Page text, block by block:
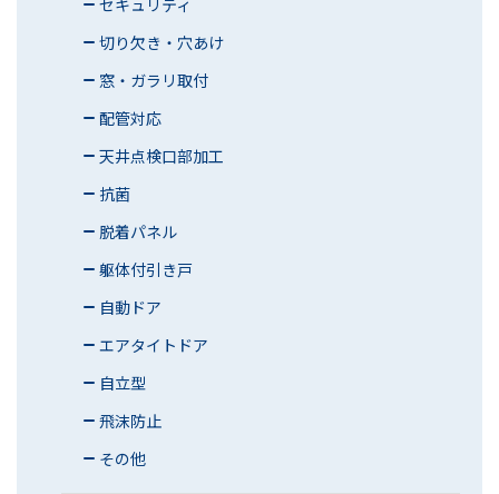
切り欠き・穴あけ
窓・ガラリ取付
配管対応
天井点検口部加工
抗菌
脱着パネル
躯体付引き戸
自動ドア
エアタイトドア
自立型
飛沫防止
その他